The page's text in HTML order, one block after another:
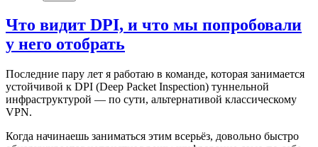
Что видит DPI, и что мы попробовали
у него отобрать
Последние пару лет я работаю в команде, которая занимается
устойчивой к DPI (Deep Packet Inspection) туннельной
инфраструктурой — по сути, альтернативой классическому
VPN.
Когда начинаешь заниматься этим всерьёз, довольно быстро